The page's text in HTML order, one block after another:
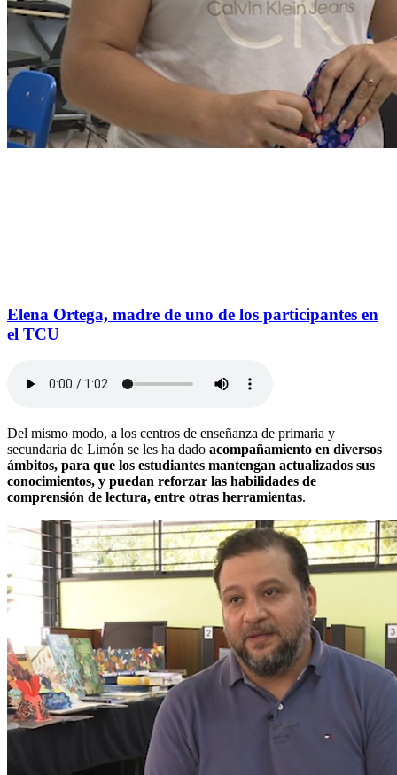
Elena Ortega, madre de uno de los participantes en
el TCU
Del mismo modo, a los centros de enseñanza de primaria y
secundaria de Limón se les ha dado acompañamiento en diversos
ámbitos, para que los estudiantes mantengan actualizados sus
conocimientos, y puedan reforzar las habilidades de
comprensión de lectura, entre otras herramientas.